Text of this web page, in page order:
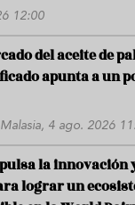
12:00
del aceite de
apunta a un
4 ago. 2026
la innovación
lograr un